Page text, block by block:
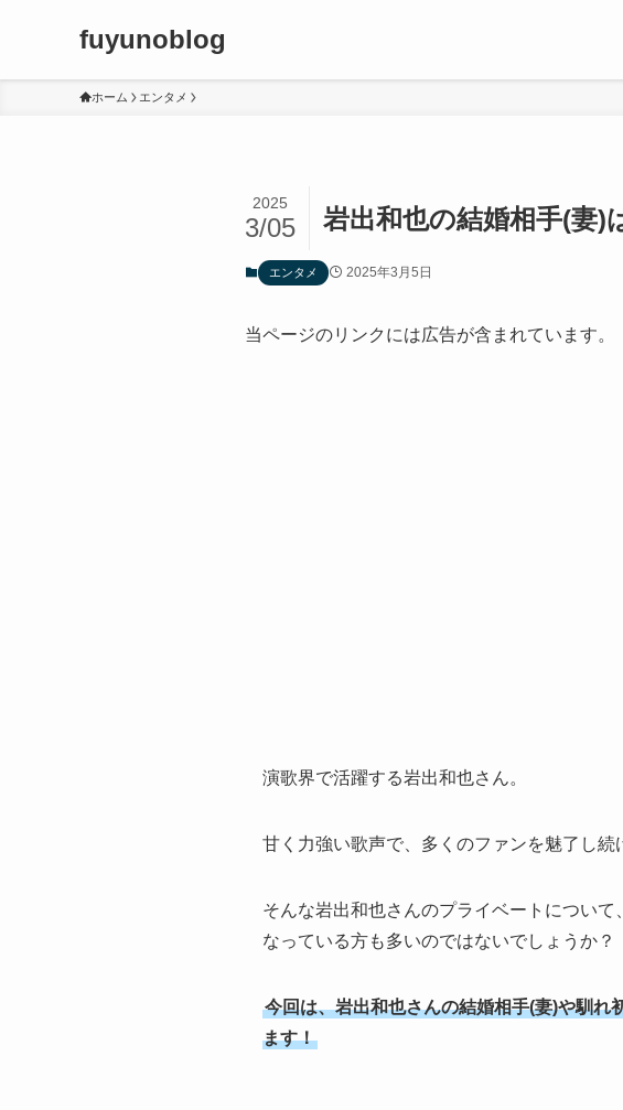
fuyunoblog
ホーム エンタメ
岩出和也の結婚相手(妻)
2025
3/05
エンタメ 2025年3月5日
当ページのリンクには広告が含まれています。
演歌界で活躍する岩出和也さん。
甘く力強い歌声で、多くのファンを魅了し続
そんな岩出和也さんのプライベートについ
なっている方も多いのではないでしょうか？
今回は、岩出和也さんの結婚相手(妻)や馴れ
ます！